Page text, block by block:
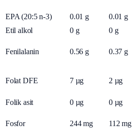
EPA (20:5 n-3) 0.01 g 0.01 g
Etil alkol
0 g 0 g
Fenilalanin 0.56 g 0.37 g
Folat DFE 7 µg 2 µg
Folik asit 0 µg 0 µg
Fosfor 244 mg 112 mg